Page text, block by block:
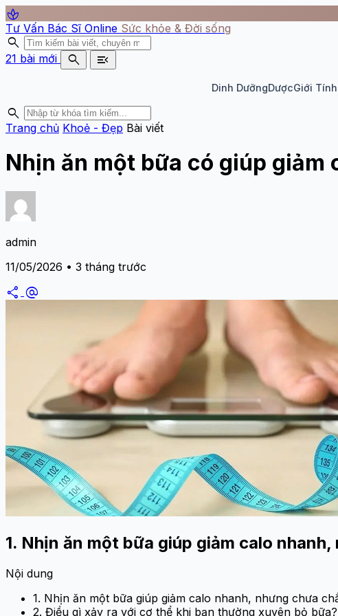
spa
Tư Vấn Bác Sĩ Online Sức khỏe & Đời sống
search
21 bài mới search menu_open
Dinh DưỡngDượcGiới Tính
search
Trang chủ Khoẻ - Đẹp Bài viết
Nhịn ăn một bữa có giúp giảm
admin
11/05/2026 • 3 tháng trước
share alternate_email
1. Nhịn ăn một bữa giúp giảm calo
Nội dung
1. Nhịn ăn một bữa giúp giảm calo nhanh, nhưng chưa
2. Điều gì xảy ra với cơ thể khi bạn thường xuyên bỏ bữa?